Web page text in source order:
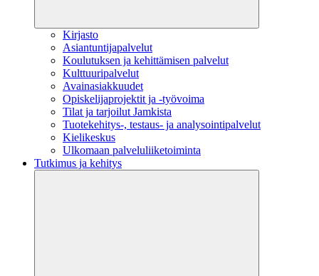
Kirjasto
Asiantuntijapalvelut
Koulutuksen ja kehittämisen palvelut
Kulttuuripalvelut
Avainasiakkuudet
Opiskelijaprojektit​ ja -työvoima
Tilat ja tarjoilut Jamkista
Tuotekehitys-, testaus- ja analysointipalvelut
Kielikeskus
Ulkomaan palveluliiketoiminta
Tutkimus ja kehitys